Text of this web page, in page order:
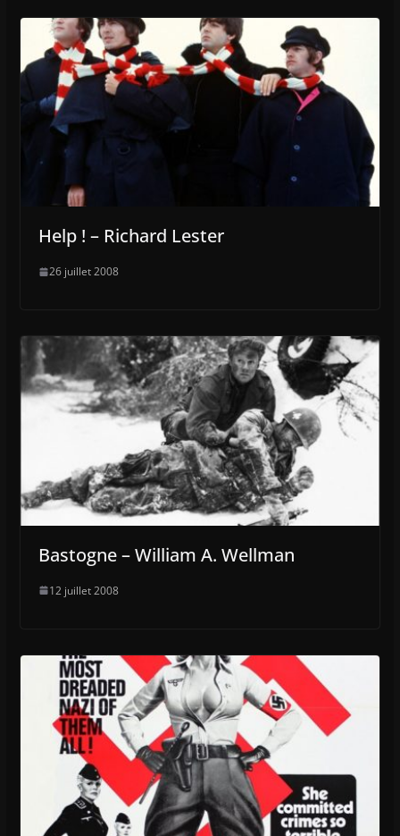
Help ! – Richard Lester
26 juillet 2008
Bastogne – William A. Wellman
12 juillet 2008